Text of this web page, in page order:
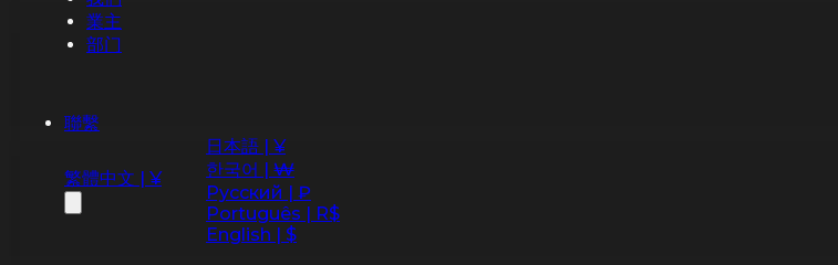
業主
部门
聯繫
繁體中文 | ¥
日本語 | ¥
한국어 | ₩
Русский | ₽
Português | R$
English | $